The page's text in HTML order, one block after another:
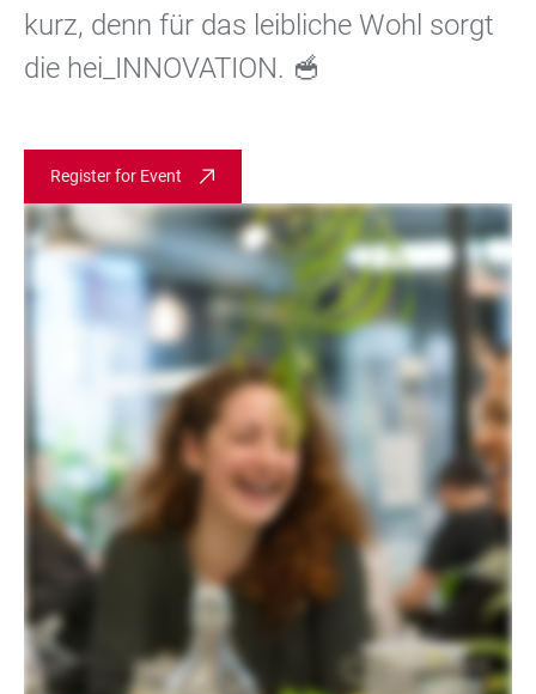
kurz, denn für das leibliche Wohl sorgt
die hei_INNOVATION. 🥣
Register for Event